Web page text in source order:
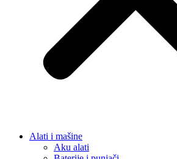
Alati i mašine
Aku alati